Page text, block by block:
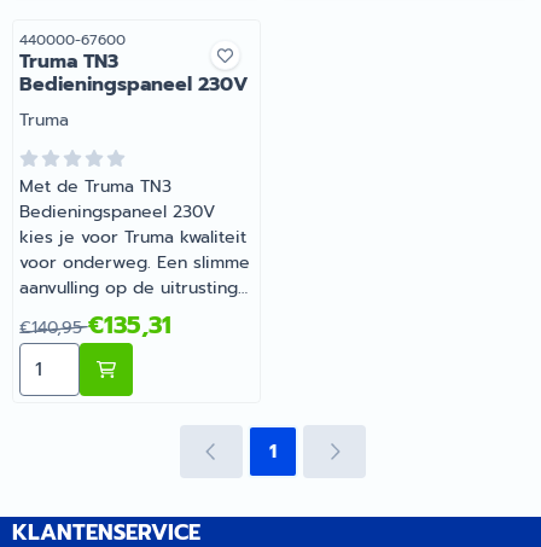
Recreatie denkt graag met
je mee.
Artikelnummer
440000-67600
Truma TN3
Bedieningspaneel 230V
Merk:
Truma
Met de Truma TN3
Bedieningspaneel 230V
kies je voor Truma kwaliteit
voor onderweg. Een slimme
aanvulling op de uitrusting
van je camper of caravan.
Barsema Recreatie levert
camper-, caravan- en
campingonderdelen met
Van 140,95 voor 135,31
€140,95€135,31
Aantal kiezen voor Truma TN3 Bedieningspaneel 230V
1
KLANTENSERVICE